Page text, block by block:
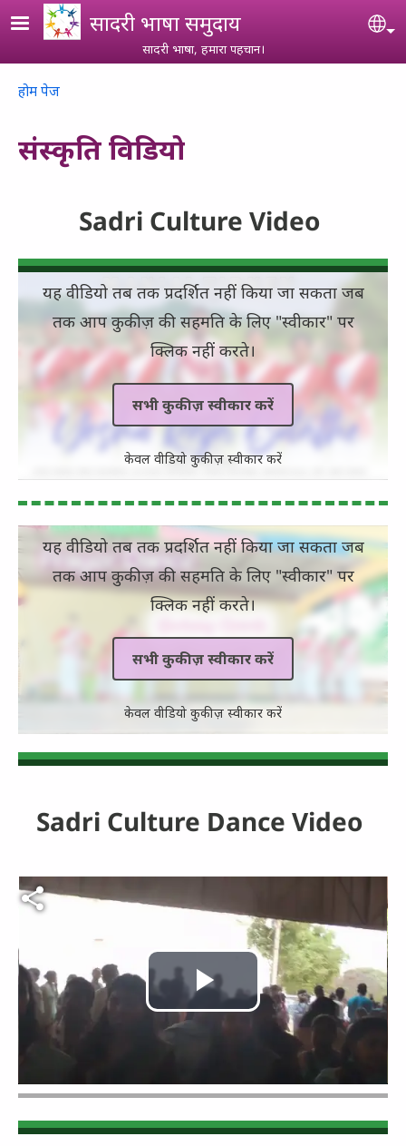
Skip to main content
सादरी भाषा समुदाय
सादरी भाषा, हमारा पहचान।
Breadcrumb
होम पेज
संस्कृति विडियो
Sadri Culture Video
यह वीडियो तब तक प्रदर्शित नहीं किया जा सकता जब
तक आप कुकीज़ की सहमति के लिए "स्वीकार" पर
क्लिक नहीं करते।
सभी कुकीज़ स्वीकार करें
केवल वीडियो कुकीज़ स्वीकार करें
यह वीडियो तब तक प्रदर्शित नहीं किया जा सकता जब
तक आप कुकीज़ की सहमति के लिए "स्वीकार" पर
क्लिक नहीं करते।
सभी कुकीज़ स्वीकार करें
केवल वीडियो कुकीज़ स्वीकार करें
Sadri Culture Dance Video
वीडियो फाइल
वीडियो
चलाएं